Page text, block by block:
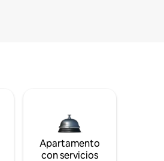
Apartamento
con servicios